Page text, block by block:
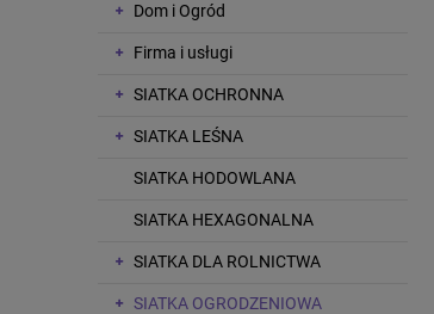
Dom i Ogród
Firma i usługi
SIATKA OCHRONNA
SIATKA LEŚNA
SIATKA HODOWLANA
SIATKA HEXAGONALNA
SIATKA DLA ROLNICTWA
SIATKA OGRODZENIOWA